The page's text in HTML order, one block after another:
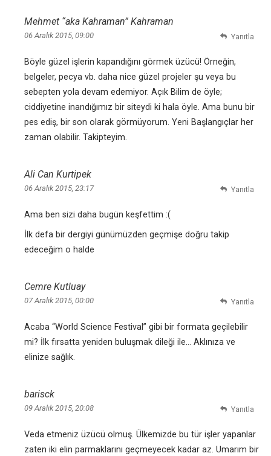
Mehmet “aka Kahraman” Kahraman
06 Aralık 2015, 09:00
Böyle güzel işlerin kapandığını görmek üzücü! Örneğin,
belgeler, pecya vb. daha nice güzel projeler şu veya bu
sebepten yola devam edemiyor. Açık Bilim de öyle;
ciddiyetine inandığımız bir siteydi ki hala öyle. Ama bunu bir
pes ediş, bir son olarak görmüyorum. Yeni Başlangıçlar her
zaman olabilir. Takipteyim.
Yanıtla
Ali Can Kurtipek
06 Aralık 2015, 23:17
Ama ben sizi daha bugün keşfettim :(
İlk defa bir dergiyi günümüzden geçmişe doğru takip
edeceğim o halde
Yanıtla
Cemre Kutluay
07 Aralık 2015, 00:00
Acaba “World Science Festival” gibi bir formata geçilebilir
mi? İlk fırsatta yeniden buluşmak dileği ile… Aklınıza ve
elinize sağlık.
Yanıtla
barisck
09 Aralık 2015, 20:08
Veda etmeniz üzücü olmuş. Ülkemizde bu tür işler yapanlar
zaten iki elin parmaklarını geçmeyecek kadar az. Umarım bir
Yanıtla